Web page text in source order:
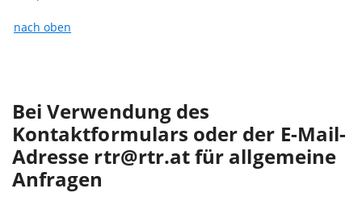
nach oben
Bei Verwendung des
Kontaktformulars oder der E-Mail-
Adresse rtr@rtr.at für allgemeine
Anfragen